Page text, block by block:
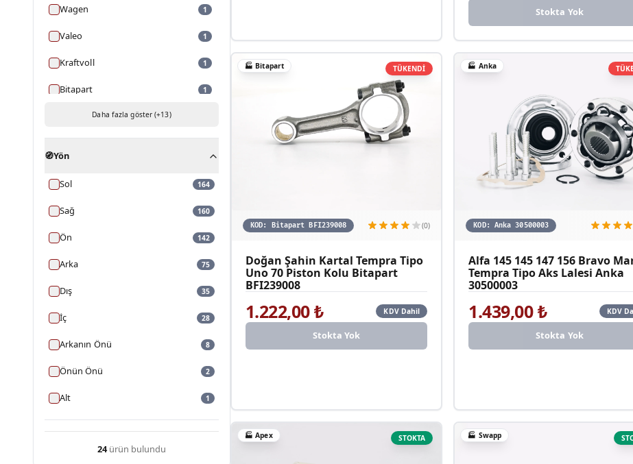
Wagen 1
Valeo 1
Kraftvoll 1
Bitapart 1
Daha fazla göster (+13)
🧭Yön
Sol 164
Sağ 160
Ön 142
Arka 75
Dış 35
İç 28
Arkanın Önü 8
Önün Önü 2
Alt 1
24 ürün bulundu
Stokta Yok
TÜKENDİ
🏭 Bitapart
KOD: Bitapart BFI239008 (0)
Doğan Şahin Kartal Tempra Tipo
Uno 70 Piston Kolu Bitapart
BFI239008
1.222,00₺ KDV Dahil
Stokta Yok
🏭 Anka
KOD: Anka 30500003
Alfa 145 145 147 156 Bravo
Tempra Tipo Aks Lalesi Anka
30500003
1.439,00₺ KDV
Stokta Yok
STOKTA
🏭Apex 🏭 Swapp